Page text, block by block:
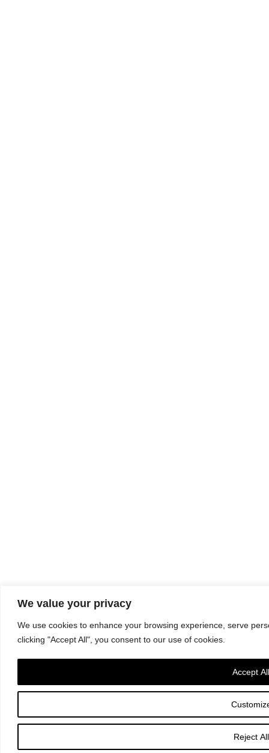
We value your privacy
We use cookies to enhance your browsing experience, serve
clicking "Accept All", you consent to our use of cookies.
Reject All
Accept All